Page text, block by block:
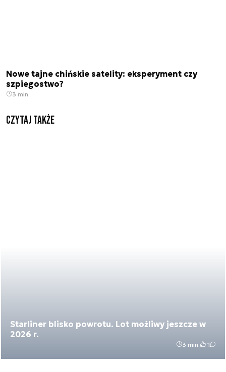
Nowe tajne chińskie satelity: eksperyment czy
szpiegostwo?
3 min.
Czytaj także
Starliner blisko powrotu. Lot możliwy jeszcze w
2026 r.
3 min. 1